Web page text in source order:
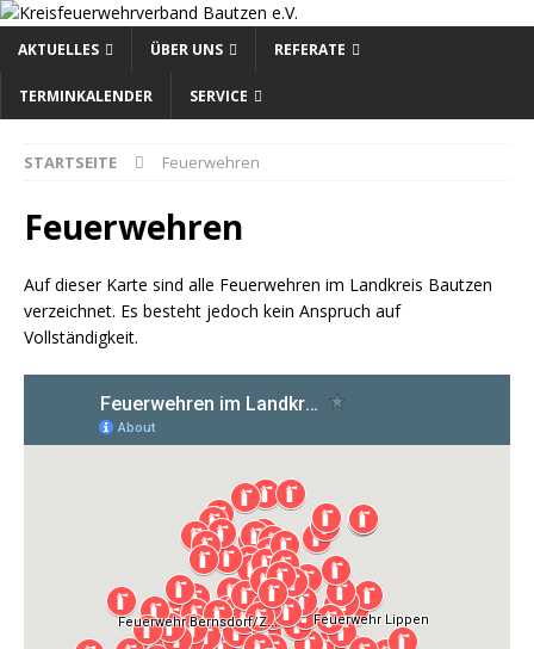
AKTUELLES ÜBER UNS REFERATE
TERMINKALENDER SERVICE
STARTSEITE Feuerwehren
Feuerwehren
Auf dieser Karte sind alle Feuerwehren im Landkreis Bautzen
verzeichnet. Es besteht jedoch kein Anspruch auf
Vollständigkeit.